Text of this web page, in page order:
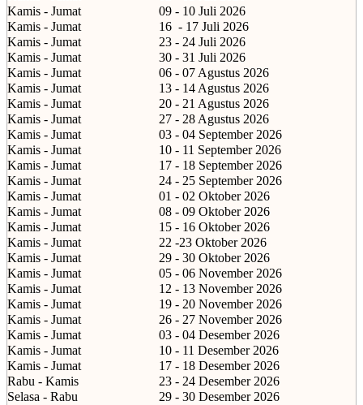
Kamis - Jumat
09 - 10 Juli 2026
Kamis - Jumat
16 - 17 Juli 2026
Kamis - Jumat
23 - 24 Juli 2026
Kamis - Jumat
30 - 31 Juli 2026
Kamis - Jumat
06 - 07 Agustus 2026
Kamis - Jumat
13 - 14 Agustus 2026
Kamis - Jumat
20 - 21 Agustus 2026
Kamis - Jumat
27 - 28 Agustus 2026
Kamis - Jumat
03 - 04 September 2026
Kamis - Jumat
10 - 11 September 2026
Kamis - Jumat
17 - 18 September 2026
Kamis - Jumat
24 - 25 September 2026
Kamis - Jumat
01 - 02 Oktober 2026
Kamis - Jumat
08 - 09 Oktober 2026
Kamis - Jumat
15 - 16 Oktober 2026
Kamis - Jumat
22 -23 Oktober 2026
Kamis - Jumat
29 - 30 Oktober 2026
Kamis - Jumat
05 - 06 November 2026
Kamis - Jumat
12 - 13 November 2026
Kamis - Jumat
19 - 20 November 2026
Kamis - Jumat
26 - 27 November 2026
Kamis - Jumat
03 - 04 Desember 2026
Kamis - Jumat
10 - 11 Desember 2026
Kamis - Jumat
17 - 18 Desember 2026
Rabu - Kamis
23 - 24 Desember 2026
Selasa - Rabu
29 - 30 Desember 2026